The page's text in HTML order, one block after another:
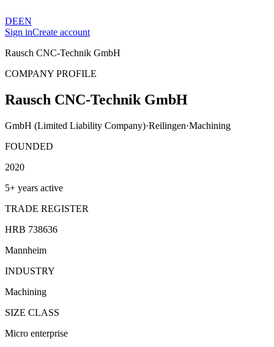
DEEN
Sign inCreate account
Rausch CNC-Technik GmbH
COMPANY PROFILE
Rausch CNC-Technik GmbH
GmbH (Limited Liability Company)·Reilingen·Machining
FOUNDED
2020
5+ years active
TRADE REGISTER
HRB 738636
Mannheim
INDUSTRY
Machining
SIZE CLASS
Micro enterprise